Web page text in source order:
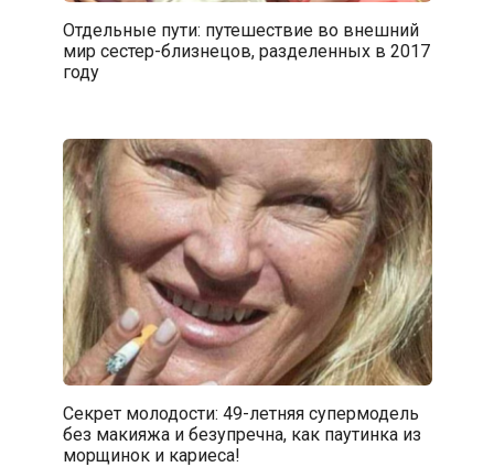
Отдельные пути: путешествие во внешний
мир сестер-близнецов, разделенных в 2017
году
Секрет молодости: 49-летняя супермодель
без макияжа и безупречна, как паутинка из
морщинок и кариеса!